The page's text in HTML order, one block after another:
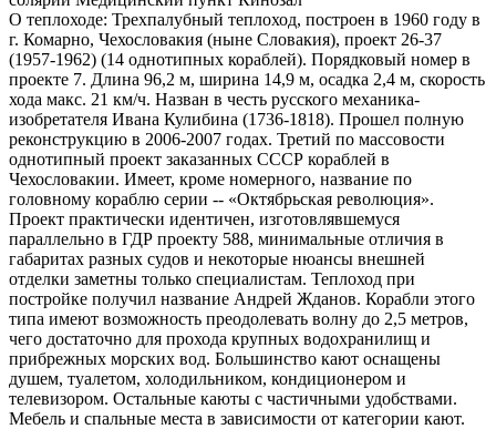
О теплоходе: Трехпалубный теплоход, построен в 1960 году в
г. Комарно, Чехословакия (ныне Словакия), проект 26-37
(1957-1962) (14 однотипных кораблей). Порядковый номер в
проекте 7. Длина 96,2 м, ширина 14,9 м, осадка 2,4 м, скорость
хода макс. 21 км/ч. Назван в честь русского механика-
изобретателя Ивана Кулибина (1736-1818). Прошел полную
реконструкцию в 2006-2007 годах. Третий по массовости
однотипный проект заказанных СССР кораблей в
Чехословакии. Имеет, кроме номерного, название по
головному кораблю серии -- «Октябрьская революция».
Проект практически идентичен, изготовлявшемуся
параллельно в ГДР проекту 588, минимальные отличия в
габаритах разных судов и некоторые нюансы внешней
отделки заметны только специалистам. Теплоход при
постройке получил название Андрей Жданов. Корабли этого
типа имеют возможность преодолевать волну до 2,5 метров,
чего достаточно для прохода крупных водохранилищ и
прибрежных морских вод. Большинство кают оснащены
душем, туалетом, холодильником, кондиционером и
телевизором. Остальные каюты с частичными удобствами.
Мебель и спальные места в зависимости от категории кают.